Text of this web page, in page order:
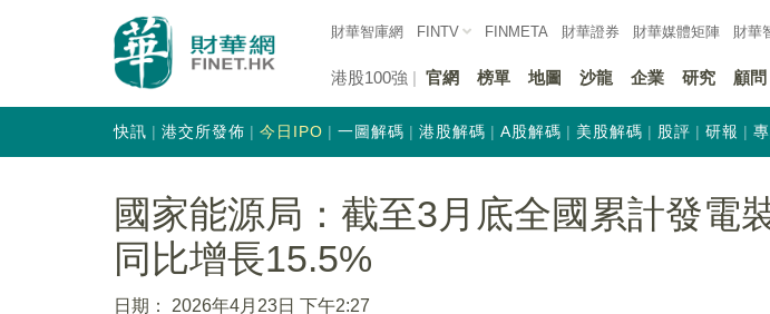
財華智庫網 FINTV FINMETA 財華證券 財華媒體矩陣 財華
港股100強 官網 榜單 地圖 沙龍 企業 研究 顧問
快訊 港交所發佈 今日IPO 一圖解碼 港股解碼 A股解碼 美股解碼 股評 研報
國家能源局：截至3月底全國累計發電
同比增長15.5%
日期：
2026年4月23日 下午2:27